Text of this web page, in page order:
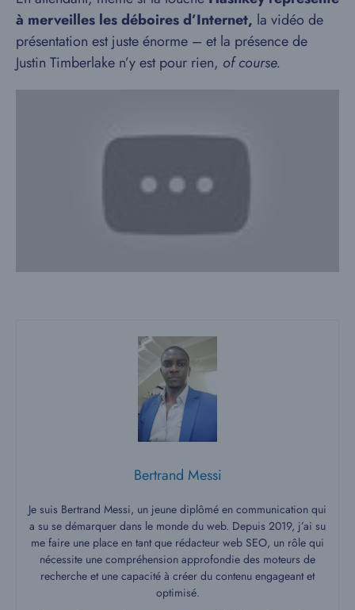
à merveilles les déboires d’Internet, la vidéo de
présentation est juste énorme – et la présence de
Justin Timberlake n’y est pour rien, of course.
Bertrand Messi
Je suis Bertrand Messi, un jeune diplômé en communication qui
a su se démarquer dans le monde du web. Depuis 2019, j’ai su
me faire une place en tant que rédacteur web SEO, un rôle qui
nécessite une compréhension approfondie des moteurs de
recherche et une capacité à créer du contenu engageant et
optimisé.